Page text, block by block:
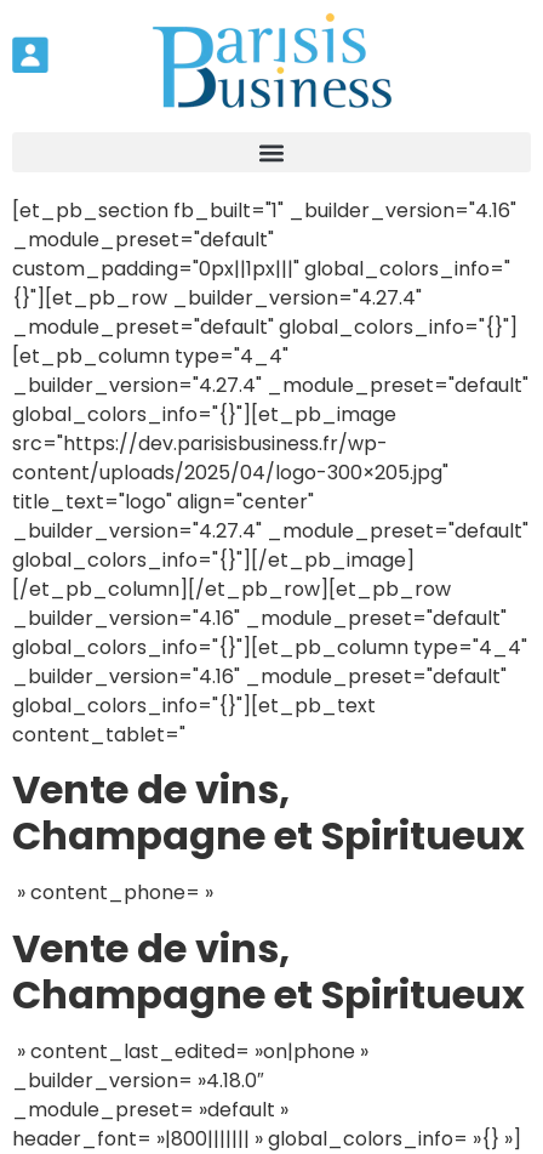
[et_pb_section fb_built="1" _builder_version="4.16"
_module_preset="default"
custom_padding="0px||1px|||" global_colors_info="
{}"][et_pb_row _builder_version="4.27.4"
_module_preset="default" global_colors_info="{}"]
[et_pb_column type="4_4"
_builder_version="4.27.4" _module_preset="default"
global_colors_info="{}"][et_pb_image
src="https://dev.parisisbusiness.fr/wp-
content/uploads/2025/04/logo-300×205.jpg"
title_text="logo" align="center"
_builder_version="4.27.4" _module_preset="default"
global_colors_info="{}"][/et_pb_image]
[/et_pb_column][/et_pb_row][et_pb_row
_builder_version="4.16" _module_preset="default"
global_colors_info="{}"][et_pb_column type="4_4"
_builder_version="4.16" _module_preset="default"
global_colors_info="{}"][et_pb_text
content_tablet="
Vente de vins,
Champagne et Spiritueux
» content_phone= »
Vente de vins,
Champagne et Spiritueux
» content_last_edited= »on|phone »
_builder_version= »4.18.0″
_module_preset= »default »
header_font= »|800||||||| » global_colors_info= »{} »]